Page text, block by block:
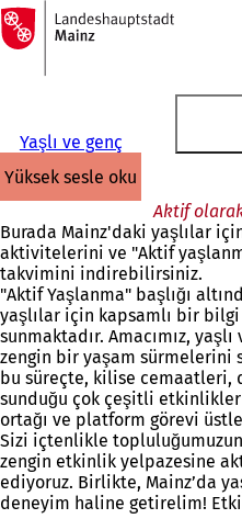
İçeriğe atla
Ana
sayfaya
Yaşlı ve genç
yüksek sesle oku
Aktif
Burada Mainz'daki yaşlılar
aktivitelerini ve "Aktif
takvimini indirebilirsiniz.
"Aktif Yaşlanma" başlığı
yaşlılar için kapsamlı bir
sunmaktadır. Amacımız,
zengin bir yaşam sürmelerini
bu süreçte, kilise cemaatleri,
sunduğu çok çeşitli
ortağı ve platform görevi
Sizi içtenlikle
zengin etkinlik yelpazesine
ediyoruz. Birlikte, Mainz’da
deneyim haline getirelim!